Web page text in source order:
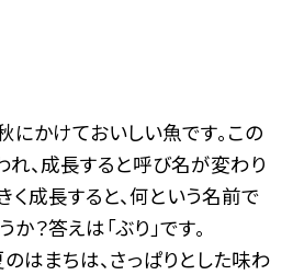
にかけておいしい魚です。この
れ、成長すると呼び名が変わり
く成長すると、何という名前で
？答えは「ぶり」です。
はまちは、さっぱりとした味わ